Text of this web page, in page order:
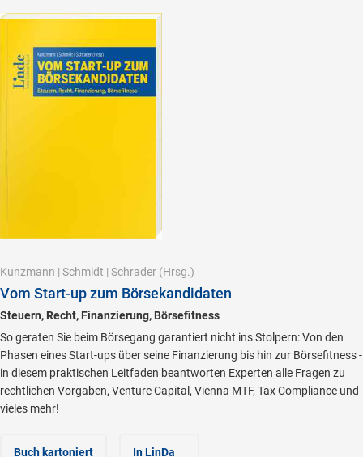
Kunzmann | Schmidt | Schrader (Hrsg.)
Vom Start-up zum Börsekandidaten
Steuern, Recht, Finanzierung, Börsefitness
So geraten Sie beim Börsegang garantiert nicht ins Stolpern: Von den
Phasen eines Start-ups über seine Finanzierung bis hin zur Börsefitness -
in diesem praktischen Leitfaden beantworten Experten alle Fragen zu
rechtlichen Vorgaben, Venture Capital, Vienna MTF, Tax Compliance und
vieles mehr!
Buch kartoniert In LinDa